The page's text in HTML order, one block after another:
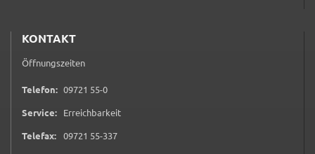
KONTAKT
Öffnungszeiten
Telefon: 09721 55-00 9 7 2 1 5 5 0
Service: Erreichbarkeit
Telefax: 09721 55-3370 9 7 2 1 5 5 3 3 7
gestartet, setzt YouTube Cookies ein, um
sammeln. Anders als bei Geltung der DSGVO
werden Sie insofern nicht erst um Einwilligung
USA eine Weitergabe an Regierungsbehörden zu
ermöglichen.